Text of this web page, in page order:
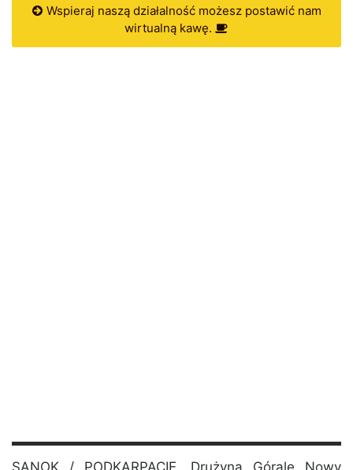
Wspieraj naszą działalność możesz postawić nam
wirtualną kawę.